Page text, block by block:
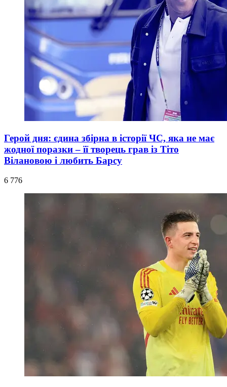
Герой дня: єдина збірна в історії ЧС, яка не має
жодної поразки – її творець грав із Тіто
Вілановою і любить Барсу
6 776